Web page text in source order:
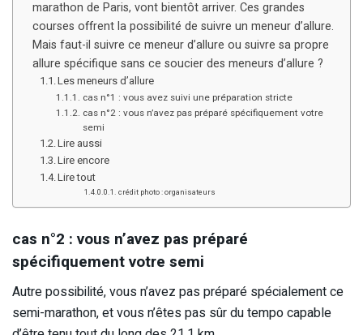
marathon de Paris, vont bientôt arriver. Ces grandes
courses offrent la possibilité de suivre un meneur d’allure.
Mais faut-il suivre ce meneur d’allure ou suivre sa propre
allure spécifique sans ce soucier des meneurs d’allure ?
Les meneurs d’allure
cas n°1 : vous avez suivi une préparation stricte
cas n°2 : vous n’avez pas préparé spécifiquement votre
semi
Lire aussi
Lire encore
Lire tout
crédit photo : organisateurs
cas n°2 : vous n’avez pas préparé
spécifiquement votre semi
Autre possibilité, vous n’avez pas préparé spécialement ce
semi-marathon, et vous n’êtes pas sûr du tempo capable